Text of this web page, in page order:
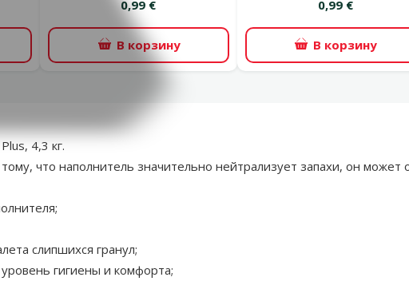
0,99 €
В корзину
0,99 €
В корзину
4,3 кг.
что наполнитель значительно нейтрализует запахи, он может
слипшихся гранул;
гигиены и комфорта;